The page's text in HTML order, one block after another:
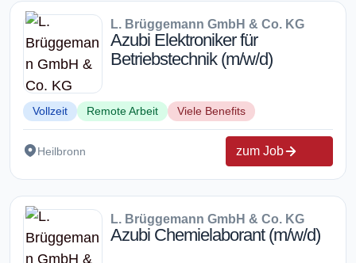
L. Brüggemann GmbH & Co. KG
Azubi Elektroniker für
Betriebstechnik (m/w/d)
Vollzeit Remote Arbeit Viele Benefits
Heilbronn zum Job
L. Brüggemann GmbH & Co. KG
Azubi Chemielaborant (m/w/d)